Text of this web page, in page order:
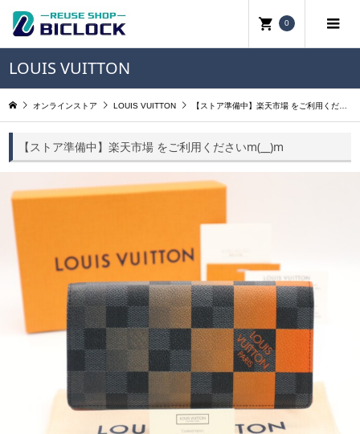
0
LOUIS VUITTON
オンラインストア LOUIS VUITTON 【ストア準備中】楽天市場 をご利用くださいm(__)m
【ストア準備中】楽天市場 をご利用くださいm(__)m